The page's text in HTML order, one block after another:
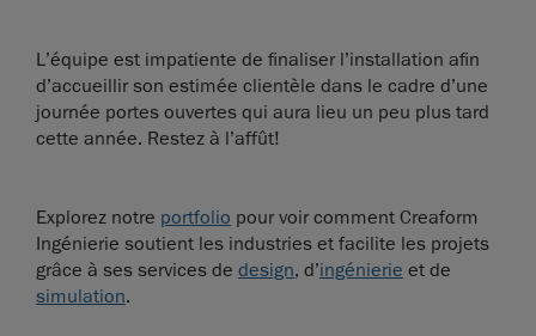
L’équipe est impatiente de finaliser l’installation afin
d’accueillir son estimée clientèle dans le cadre d’une
journée portes ouvertes qui aura lieu un peu plus tard
cette année. Restez à l’affût!
Explorez notre portfolio pour voir comment Creaform
Ingénierie soutient les industries et facilite les projets
grâce à ses services de design, d’ingénierie et de
simulation.